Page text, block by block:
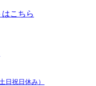
こちら
日祝日休み）